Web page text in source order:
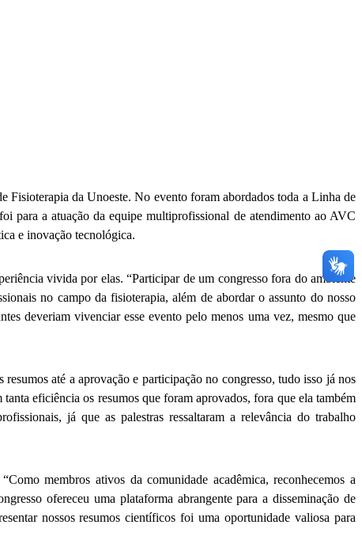
Fisioterapia da Unoeste. No evento foram abordados toda a Linha de
para a atuação da equipe multiprofissional de atendimento ao AVC
e inovação tecnológica.
vivida por elas. “Participar de um congresso fora do ambiente
no campo da fisioterapia, além de abordar o assunto do nosso
deveriam vivenciar esse evento pelo menos uma vez, mesmo que
até a aprovação e participação no congresso, tudo isso já nos
eficiência os resumos que foram aprovados, fora que ela também
já que as palestras ressaltaram a relevância do trabalho
membros ativos da comunidade acadêmica, reconhecemos a
ofereceu uma plataforma abrangente para a disseminação de
nossos resumos científicos foi uma oportunidade valiosa para